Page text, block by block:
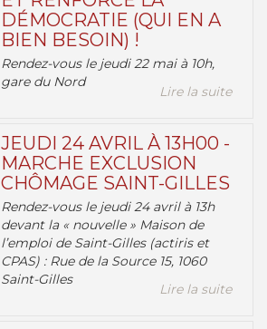
DÉMOCRATIE (QUI EN A
BIEN BESOIN) !
Rendez-vous le jeudi 22 mai à 10h,
gare du Nord
Lire la suite
JEUDI 24 AVRIL À 13H00 -
MARCHE EXCLUSION
CHÔMAGE SAINT-GILLES
Rendez-vous le jeudi 24 avril à 13h
devant la « nouvelle » Maison de
l’emploi de Saint-Gilles (actiris et
CPAS) : Rue de la Source 15, 1060
Saint-Gilles
Lire la suite